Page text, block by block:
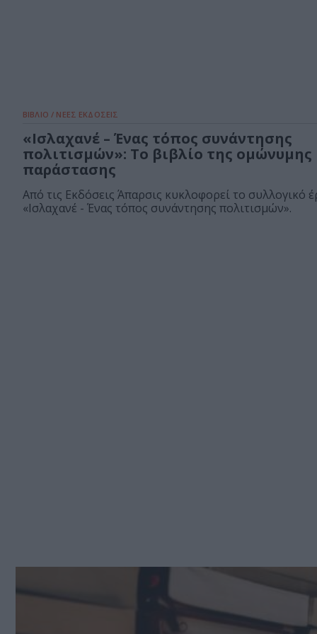
ΒΙΒΛΙΟ / ΝΕΕΣ ΕΚΔΟΣΕΙΣ
«Ισλαχανέ – Ένας τόπος συνάντησης
πολιτισμών»: Το βιβλίο της ομώνυμης
παράστασης
Από τις Εκδόσεις Άπαρσις κυκλοφορεί το συλλογικό
«Ισλαχανέ - Ένας τόπος συνάντησης πολιτισμών».